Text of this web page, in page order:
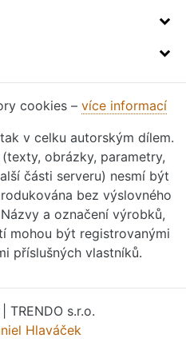
cookies – více informací
v celku autorským dílem.
obrázky, parametry,
části serveru) nesmí být
bez výslovného
a označení výrobků,
mohou být registrovanými
příslušných vlastníků.
TRENDO s.r.o.
Hlaváček